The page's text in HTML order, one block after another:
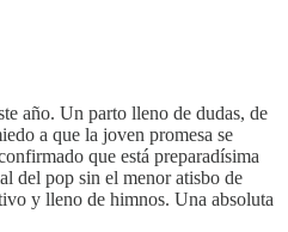
año. Un parto lleno de dudas, de
a que la joven promesa se
que está preparadísima
del pop sin el menor atisbo de
y lleno de himnos. Una absoluta